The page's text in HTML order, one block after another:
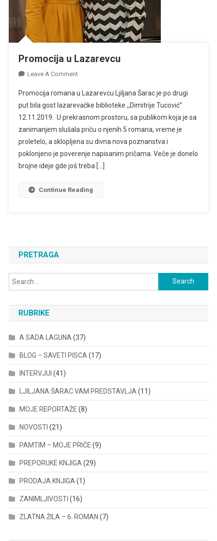
Promocija u Lazarevcu
Leave A CommentOn
U
Lazarevcu
Promocija romana u Lazarevcu Ljiljana Šarac je po drugi
put bila gost lazarevačke biblioteke ,,Dimitrije Tucović”
12.11.2019. U prekrasnom prostoru, sa publikom koja je sa
zanimanjem slušala priču o njenih 5 romana, vreme je
proletelo, a sklopljena su divna nova poznanstva i
poklonjeno je poverenje napisanim pričama. Veče je donelo
brojne ideje gde još treba […]
Continue Reading
PRETRAGA
Search
for:
RUBRIKE
A SADA LAGUNA (37)
BLOG – SAVETI PISCA (17)
INTERVJUI (41)
LJILJANA ŠARAC VAM PREDSTAVLJA (11)
MOJE REPORTAŽE (8)
NOVOSTI (21)
PAMTIM – MOJE PRIČE (9)
PREPORUKE KNJIGA (29)
PRODAJA KNJIGA (1)
ZANIMLJIVOSTI (16)
ZLATNA ŽILA – 6. ROMAN (7)